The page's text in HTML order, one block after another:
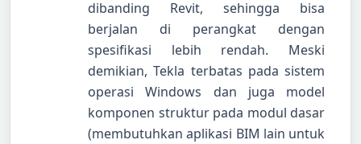
dibanding Revit, sehingga bisa
berjalan di perangkat dengan
spesifikasi lebih rendah. Meski
demikian, Tekla terbatas pada sistem
operasi Windows dan juga model
komponen struktur pada modul dasar
(membutuhkan aplikasi BIM lain untuk